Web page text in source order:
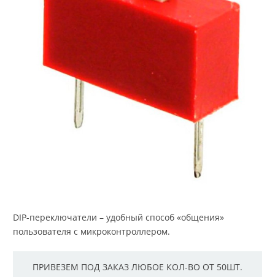
DIP-переключатели – удобный способ «общения»
пользователя с микроконтроллером.
ПРИВЕЗЕМ ПОД ЗАКАЗ ЛЮБОЕ КОЛ-ВО ОТ 50ШТ.